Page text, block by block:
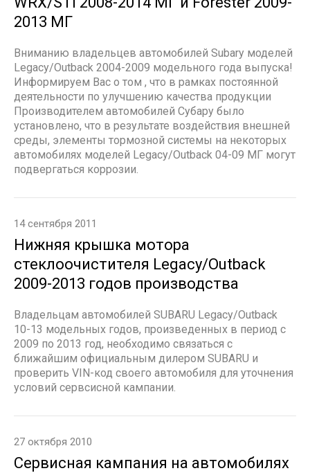
2013 МГ
Вниманию владельцев автомобилей Subary моделей
Legacy/Outback 2004-2009 модельного года выпуска!
Информируем Вас о том , что в рамках постоянной
деятельности по улучшению качества продукции
Производителем автомобилей Cубару было
установлено, что в результате воздействия внешней
среды, элементы тормозной системы на некоторых
автомобилях моделей Legacy/Outback 04-09 МГ могут
подвергаться коррозии.
14 сентября 2011
Нижняя крышка мотора
стеклоочистителя Legacy/Outback
2009-2013 годов производства
Владельцам автомобилей SUBARU Legacy/Outback
10-13 модельных годов, произведенных в период с
2009 по 2013 год, необходимо связаться с
ближайшим официальным дилером SUBARU и
проверить VIN-код своего автомобиля для уточнения
условий сервсисной кампании.
27 октября 2010
Сервисная кампания на автомобилях